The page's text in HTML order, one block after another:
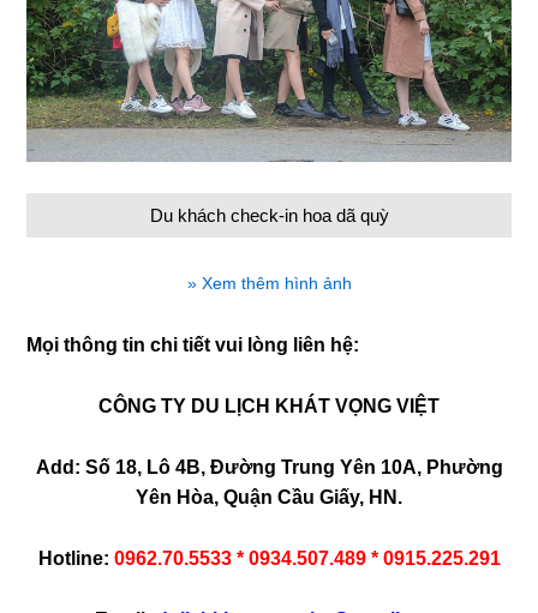
Du khách check-in hoa dã quỳ
» Xem thêm hình ảnh
Mọi thông tin chi tiết vui lòng liên hệ:
CÔNG TY DU LỊCH KHÁT VỌNG VIỆT
Add: Số 18, Lô 4B, Đường Trung Yên 10A, Phường
Yên Hòa, Quận Cầu Giấy, HN.
Hotline: 0962.70.5533 * 0934.507.489 * 0915.225.291